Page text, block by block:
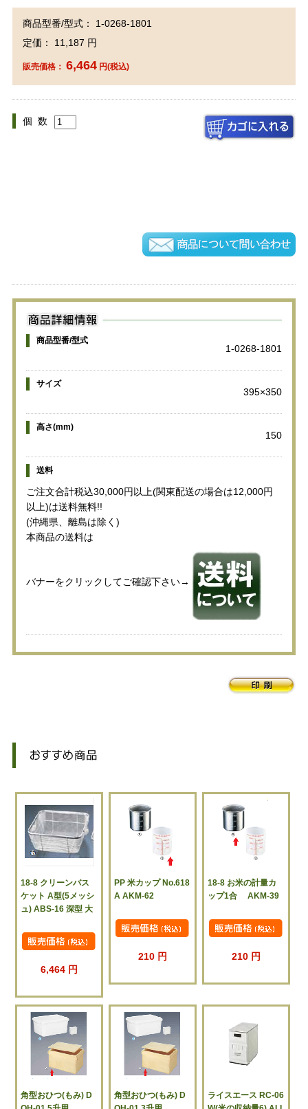
商品型番/型式： 1-0268-1801
定価： 11,187 円
販売価格： 6,464円(税込)
個 数
商品型番/型式
1-0268-1801
サイズ
395×350
高さ(mm)
150
送料
ご注文合計税込30,000円以上(関東配送の場合は12,000円
以上)は送料無料!!
(沖縄県、離島は除く)
本商品の送料は
バナーをクリックしてご確認下さい→
18-8 クリーンバス
ケット A型(5メッシ
ュ) ABS-16 深型 大
6,464 円
PP 米カップ No.618
A AKM-62
210 円
18-8 お米の計量カ
ップ1合 AKM-39
210 円
角型おひつ(もみ) D
角型おひつ(もみ) D
ライスエース RC-06